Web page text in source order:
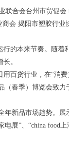
联合会台州市贸促
会 揭阳市塑胶行
的本来节奏。随
。
百货行业，在“消
春季）博览会致力
年新品市场趋势。
电展”、“china